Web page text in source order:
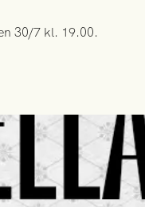
30/7 kl. 19.00.